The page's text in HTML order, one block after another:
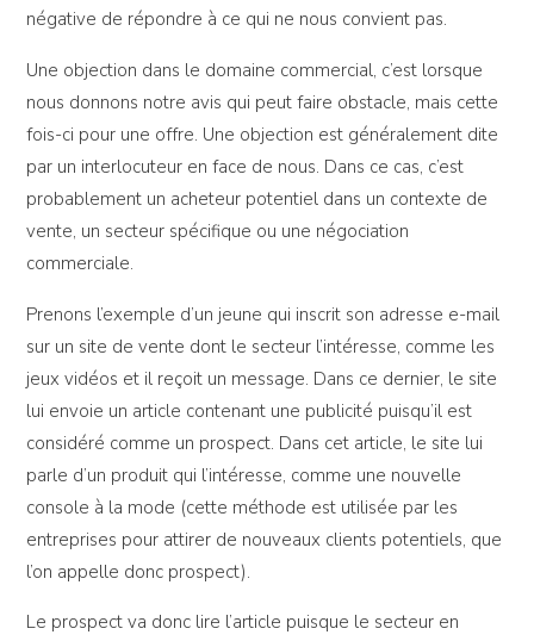
négative de répondre à ce qui ne nous convient pas.
Une objection dans le domaine commercial, c’est lorsque
nous donnons notre avis qui peut faire obstacle, mais cette
fois-ci pour une offre. Une objection est généralement dite
par un interlocuteur en face de nous. Dans ce cas, c’est
probablement un acheteur potentiel dans un contexte de
vente, un secteur spécifique ou une négociation
commerciale.
Prenons l’exemple d’un jeune qui inscrit son adresse e-mail
sur un site de vente dont le secteur l’intéresse, comme les
jeux vidéos et il reçoit un message. Dans ce dernier, le site
lui envoie un article contenant une publicité puisqu’il est
considéré comme un prospect. Dans cet article, le site lui
parle d’un produit qui l’intéresse, comme une nouvelle
console à la mode (cette méthode est utilisée par les
entreprises pour attirer de nouveaux clients potentiels, que
l’on appelle donc prospect).
Le prospect va donc lire l’article puisque le secteur en